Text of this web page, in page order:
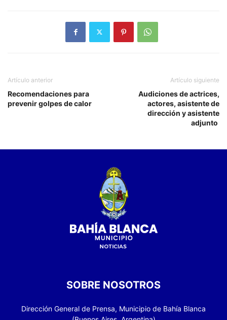
Artículo anterior
Recomendaciones para
prevenir golpes de calor
Artículo siguiente
Audiciones de actrices,
actores, asistente de
dirección y asistente
adjunto
SOBRE NOSOTROS
Dirección General de Prensa, Municipio de Bahía Blanca